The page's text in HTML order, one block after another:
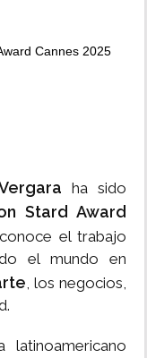
Cannes 2025
ha sido
Stard Award
el trabajo
el mundo en
, los negocios,
latinoamericano